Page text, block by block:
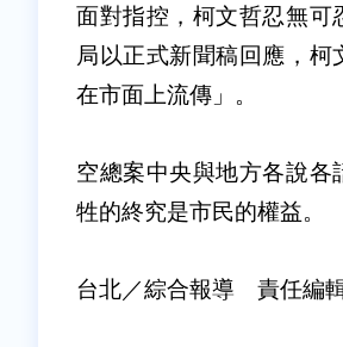
面對指控，柯文哲忍無可
局以正式新聞稿回應，
在市面上流傳」。
空總案中央與地方各說
牲的終究是市民的權益。
台北／綜合報導 責任編